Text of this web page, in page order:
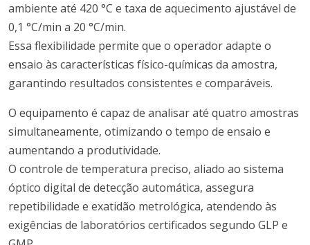
ambiente até 420 °C e taxa de aquecimento ajustável de
0,1 °C/min a 20 °C/min.
Essa flexibilidade permite que o operador adapte o
ensaio às características físico-químicas da amostra,
garantindo resultados consistentes e comparáveis.
O equipamento é capaz de analisar até quatro amostras
simultaneamente, otimizando o tempo de ensaio e
aumentando a produtividade.
O controle de temperatura preciso, aliado ao sistema
óptico digital de detecção automática, assegura
repetibilidade e exatidão metrológica, atendendo às
exigências de laboratórios certificados segundo GLP e